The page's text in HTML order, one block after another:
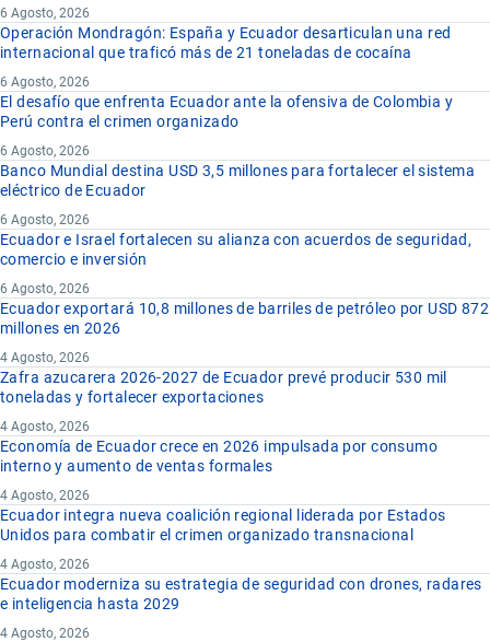
6 Agosto, 2026
Operación Mondragón: España y Ecuador desarticulan una red
internacional que traficó más de 21 toneladas de cocaína
6 Agosto, 2026
El desafío que enfrenta Ecuador ante la ofensiva de Colombia y
Perú contra el crimen organizado
6 Agosto, 2026
Banco Mundial destina USD 3,5 millones para fortalecer el sistema
eléctrico de Ecuador
6 Agosto, 2026
Ecuador e Israel fortalecen su alianza con acuerdos de seguridad,
comercio e inversión
6 Agosto, 2026
Ecuador exportará 10,8 millones de barriles de petróleo por USD 872
millones en 2026
4 Agosto, 2026
Zafra azucarera 2026-2027 de Ecuador prevé producir 530 mil
toneladas y fortalecer exportaciones
4 Agosto, 2026
Economía de Ecuador crece en 2026 impulsada por consumo
interno y aumento de ventas formales
4 Agosto, 2026
Ecuador integra nueva coalición regional liderada por Estados
Unidos para combatir el crimen organizado transnacional
4 Agosto, 2026
Ecuador moderniza su estrategia de seguridad con drones, radares
e inteligencia hasta 2029
4 Agosto, 2026